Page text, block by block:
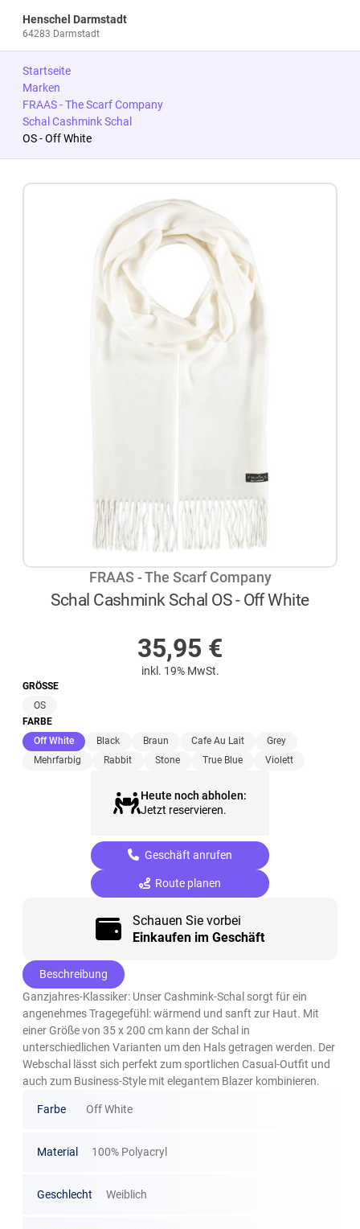
Henschel Darmstadt
64283 Darmstadt
Startseite
Marken
FRAAS - The Scarf Company
Schal Cashmink Schal
OS - Off White
FRAAS - The Scarf Company
Schal Cashmink Schal OS - Off White
35,95 €
inkl. 19% MwSt.
GRÖSSE
OS
FARBE
Off White(ausgewählt)
Black Braun Cafe Au Lait
Grey
Mehrfarbig
Rabbit Stone True Blue Violett
Heute noch abholen:
Jetzt reservieren.
Geschäft anrufen
Route planen
Schauen Sie vorbei
Einkaufen im Geschäft
Beschreibung
Ganzjahres-Klassiker: Unser Cashmink-Schal sorgt für ein
angenehmes Tragegefühl: wärmend und sanft zur Haut. Mit
einer Größe von 35 x 200 cm kann der Schal in
unterschiedlichen Varianten um den Hals getragen werden. Der
Webschal lässt sich perfekt zum sportlichen Casual-Outfit und
auch zum Business-Style mit elegantem Blazer kombinieren.
Farbe Off White
Material 100% Polyacryl
Geschlecht Weiblich